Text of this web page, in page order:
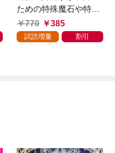
ための特殊魔石や特殊
薬草の採取をやめた
ら、隣国の魔術師様の
770 385
試読増量 割引